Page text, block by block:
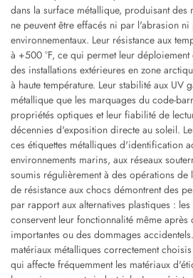
dans la surface métallique, produisant des
ne peuvent être effacés ni par l'abrasion ni
environnementaux. Leur résistance aux
à +500 °F, ce qui permet leur
des installations extérieures en zone
à haute température. Leur stabilité aux UV
métallique que les marquages du code-
propriétés optiques et leur fiabilité de
décennies d'exposition directe au soleil.
ces étiquettes métalliques d'identification
environnements marins, aux réseaux
soumis régulièrement à des opérations de
de résistance aux chocs démontrent des
par rapport aux alternatives plastiques :
conservent leur fonctionnalité même
importantes ou des dommages
matériaux métalliques correctement
qui affecte fréquemment les matériaux